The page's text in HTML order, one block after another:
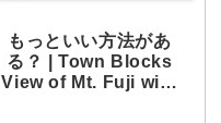
もっといい方法があ
る？ | Town Blocks
View of Mt. Fuji with